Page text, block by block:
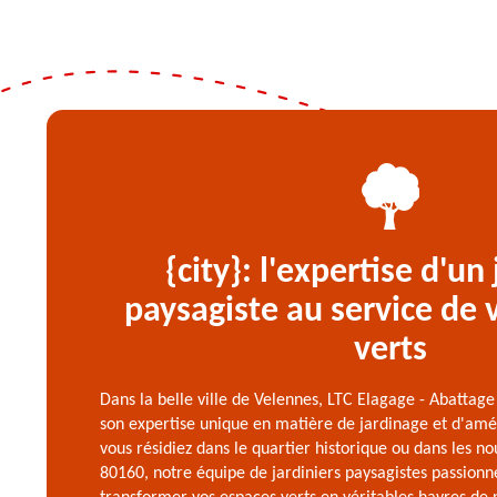
{city}: l'expertise d'un
paysagiste au service de
verts
Dans la belle ville de Velennes, LTC Elagage -
son expertise unique en matière de jardinage et
vous résidiez dans le quartier historique ou dans les
80160, notre équipe de jardiniers paysagistes